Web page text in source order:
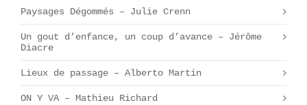
Paysages Dégommés – Julie Crenn
Un gout d’enfance, un coup d’avance – Jérôme
Diacre
Lieux de passage – Alberto Martin
ON Y VA – Mathieu Richard